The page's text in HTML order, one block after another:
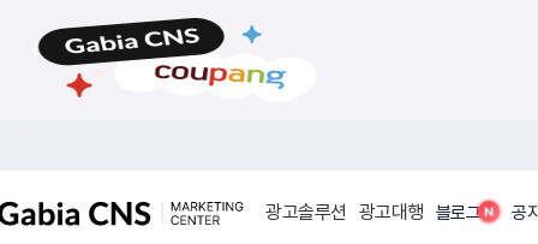
광고솔루션 광고대행 블로그N 공